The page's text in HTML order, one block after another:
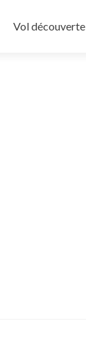
Vol découverte